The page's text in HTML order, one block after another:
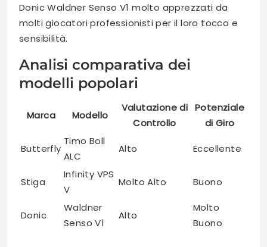
Donic Waldner Senso V1 molto apprezzati da
molti giocatori professionisti per il loro tocco e
sensibilità.
Analisi comparativa dei
modelli popolari
Marca Modello
Valutazione di
Controllo
Potenziale
di Giro
Butterfly
Timo Boll
ALC
Alto Eccellente
Stiga
Infinity VPS
V
Molto Alto Buono
Donic
Waldner
Senso V1
Alto
Molto
Buono